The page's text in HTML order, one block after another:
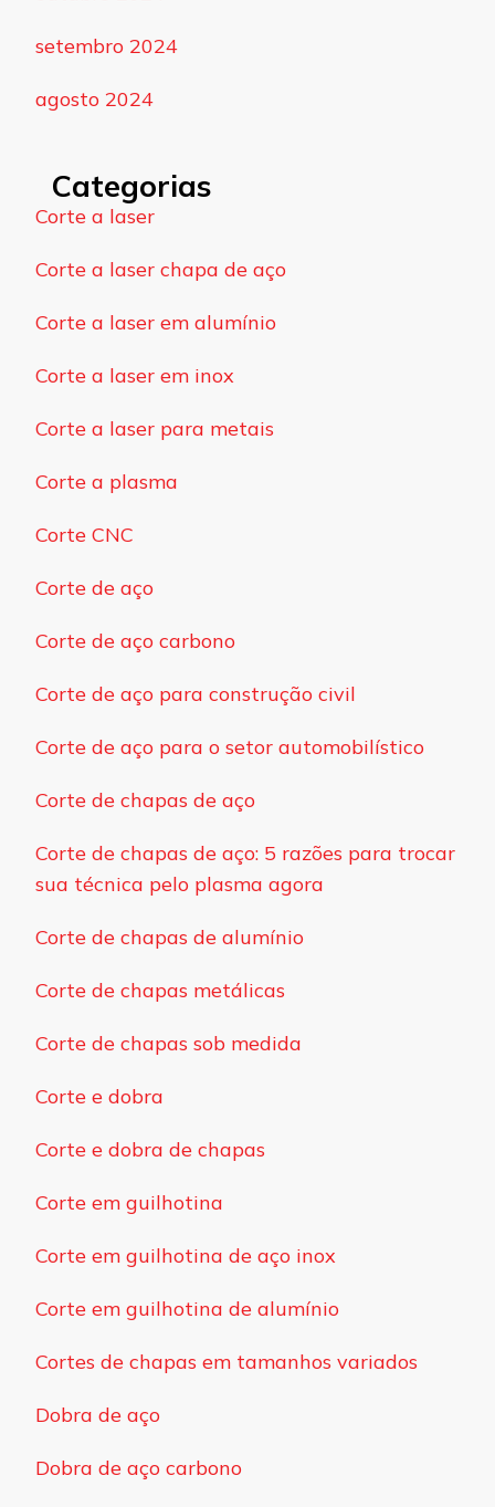
setembro 2024
agosto 2024
Categorias
Corte a laser
Corte a laser chapa de aço
Corte a laser em alumínio
Corte a laser em inox
Corte a laser para metais
Corte a plasma
Corte CNC
Corte de aço
Corte de aço carbono
Corte de aço para construção civil
Corte de aço para o setor automobilístico
Corte de chapas de aço
Corte de chapas de aço: 5 razões para trocar
sua técnica pelo plasma agora
Corte de chapas de alumínio
Corte de chapas metálicas
Corte de chapas sob medida
Corte e dobra
Corte e dobra de chapas
Corte em guilhotina
Corte em guilhotina de aço inox
Corte em guilhotina de alumínio
Cortes de chapas em tamanhos variados
Dobra de aço
Dobra de aço carbono